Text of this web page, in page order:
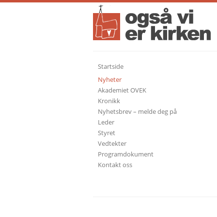
Startside
Nyheter
Akademiet OVEK
Kronikk
Nyhetsbrev – melde deg på
Leder
Styret
Vedtekter
Programdokument
Kontakt oss